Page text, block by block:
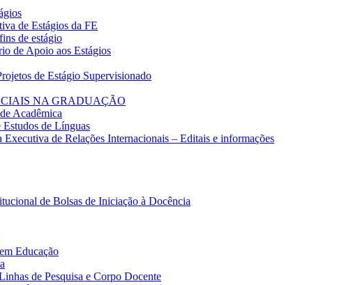
de Estágios da FE
de estágio
de Apoio aos Estágios
de Estágio Supervisionado
NA GRADUAÇÃO
Acadêmica
de Línguas
de Relações Internacionais – Editais e informações
de Bolsas de Iniciação à Docência
Educação
de Pesquisa e Corpo Docente